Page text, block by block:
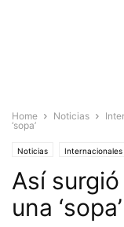
Home Noticias
‘sopa’
Noticias Internacionales
Así
una ‘sopa’